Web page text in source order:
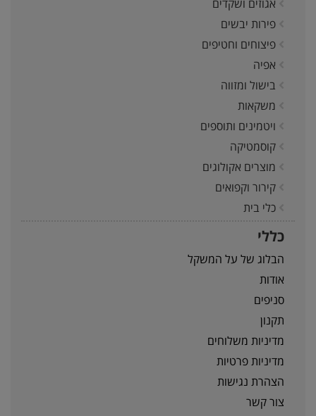
אגוזים ושקדים
פירות יבשים
פיצוחים וחטיפים
אפיה
בישול ומזווה
משקאות
ויטמינים ותוספים
קוסמטיקה
מוצרים אקולוגים
קירור וקפואים
כלי בית
כללי
הבלוג של על המשקל
אודות
סניפים
תקנון
מדיניות משלוחים
מדיניות פרטיות
הצהרת נגישות
צור קשר